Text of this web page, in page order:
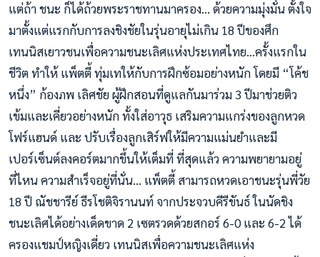
แต่ถ้า ชนะ ก็ได้ถ้วยพระราชทานมาครอง... ด้วยความมุ่งมั่น ตั้งใจ
มาตั้งแต่แรกกับการลงชิงชัยในรุ่นอายุไม่เกิน 18 ปีของศึก
เทนนิสเยาวชนเพื่อความชนะเลิศแห่งประเทศไทย...ครั้งแรกใน
ชีวิต ทำให้ แพ็ตตี้ ทุ่มเทให้กับการฝึกซ้อมอย่างหนัก โดยมี “โค้ช
หนึ่ง” ก้องภพ เลิศชัย ผู้ฝึกสอนที่ดูแลกันมาร่วม 3 ปีมาช่วยติว
เข้มและเคี่ยวอย่างหนัก ทั้งใส่อาวุธ เสริมความแกร่งของลูกหวด
โฟร์แฮนด์ และ ปรับเรื่องลูกเสิร์ฟให้มีความแม่นยำและมี
เปอร์เซ็นต์ลงคอร์ตมากขึ้นให้เต็มที่ ที่สุดแล้ว ความพยายามอยู่
ที่ไหน ความสำเร็จอยู่ที่นั่น... แพ็ตตี้ สามารถหวดเอาชนะรุ่นพี่วัย
18 ปี ณัชชารีย์ ธีรโชติจิรานนท์ จากประจวบคีรีขันธ์ ในนัดชิง
ชนะเลิศได้อย่างเด็ดขาด 2 เซตรวดด้วยสกอร์ 6-0 และ 6-2 ได้
ครองแชมป์หญิงเดี่ยว เทนนิสเพื่อความชนะเลิศแห่ง